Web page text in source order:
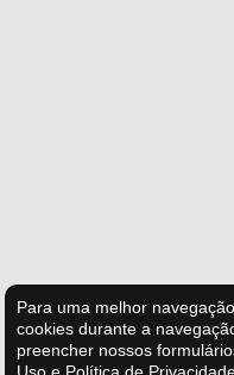
Para uma melhor
cookies durante a
preencher nossos